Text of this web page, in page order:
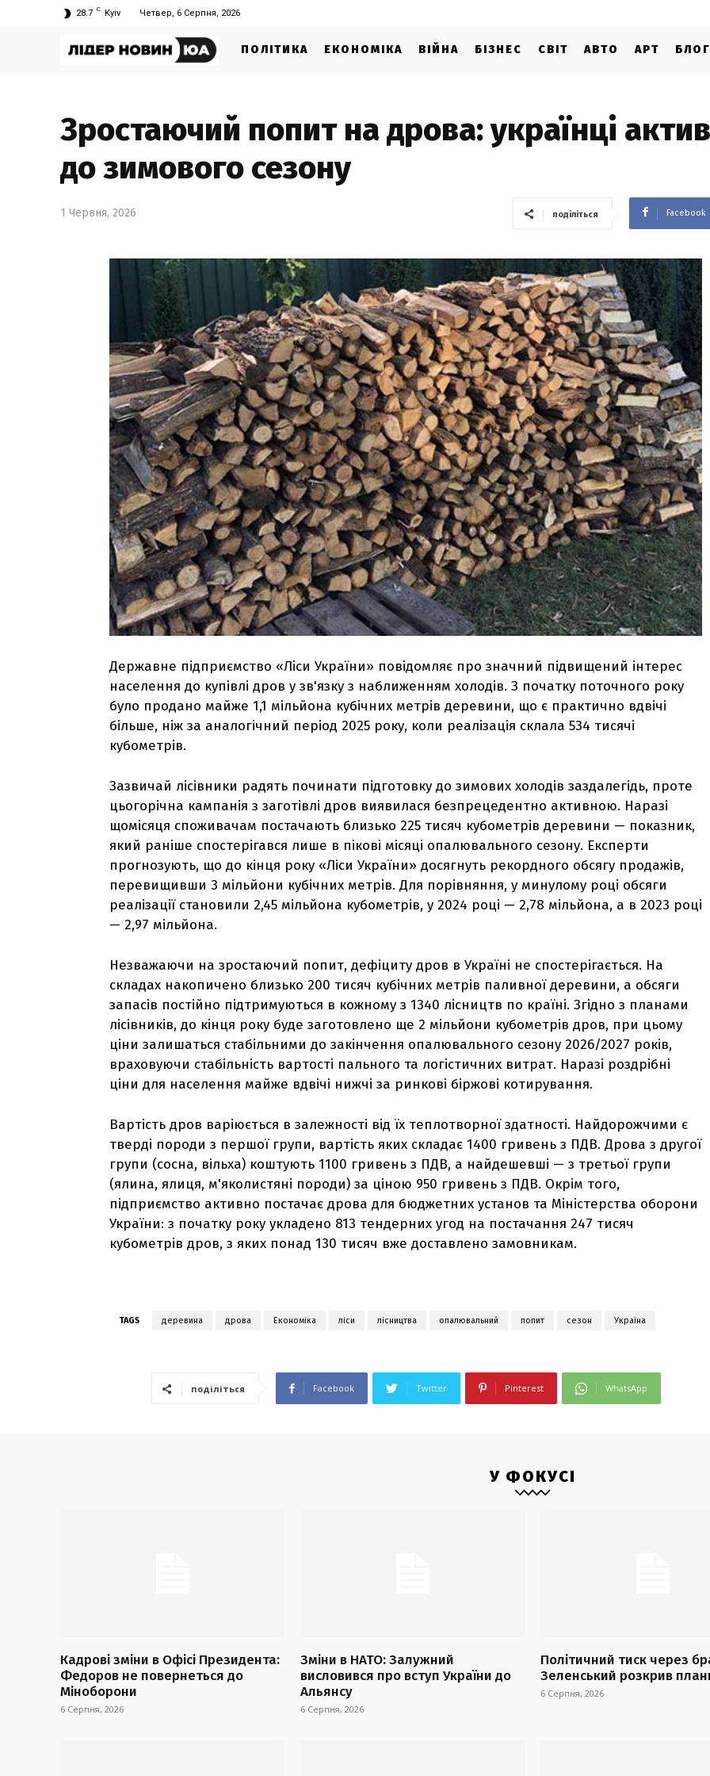
28.7 C Kyiv Четвер, 6 Серпня, 2026
ПОЛІТИКА ЕКОНОМІКА ВІЙНА БІЗНЕС СВІТ АВТО АРТ
Зростаючий попит на дрова: українці
до зимового сезону
1 Червня, 2026 поділіться Facebook
Державне підприємство «Ліси України» повідомляє про значний підвищений інтерес
населення до купівлі дров у зв'язку з наближенням холодів. З початку поточного року
було продано майже 1,1 мільйона кубічних метрів деревини, що є практично вдвічі
більше, ніж за аналогічний період 2025 року, коли реалізація склала 534 тисячі
кубометрів.
Зазвичай лісівники радять починати підготовку до зимових холодів заздалегідь, проте
цьогорічна кампанія з заготівлі дров виявилася безпрецедентно активною. Наразі
щомісяця споживачам постачають близько 225 тисяч кубометрів деревини — показник,
який раніше спостерігався лише в пікові місяці опалювального сезону. Експерти
прогнозують, що до кінця року «Ліси України» досягнуть рекордного обсягу продажів,
перевищивши 3 мільйони кубічних метрів. Для порівняння, у минулому році обсяги
реалізації становили 2,45 мільйона кубометрів, у 2024 році — 2,78 мільйона, а в 2023 році
— 2,97 мільйона.
Незважаючи на зростаючий попит, дефіциту дров в Україні не спостерігається. На
складах накопичено близько 200 тисяч кубічних метрів паливної деревини, а обсяги
запасів постійно підтримуються в кожному з 1340 лісництв по країні. Згідно з планами
лісівників, до кінця року буде заготовлено ще 2 мільйони кубометрів дров, при цьому
ціни залишаться стабільними до закінчення опалювального сезону 2026/2027 років,
враховуючи стабільність вартості пального та логістичних витрат. Наразі роздрібні
ціни для населення майже вдвічі нижчі за ринкові біржові котирування.
Вартість дров варіюється в залежності від їх теплотворної здатності. Найдорожчими є
тверді породи з першої групи, вартість яких складає 1400 гривень з ПДВ. Дрова з другої
групи (сосна, вільха) коштують 1100 гривень з ПДВ, а найдешевші — з третьої групи
(ялина, ялиця, м'яколистяні породи) за ціною 950 гривень з ПДВ. Окрім того,
підприємство активно постачає дрова для бюджетних установ та Міністерства оборони
України: з початку року укладено 813 тендерних угод на постачання 247 тисяч
кубометрів дров, з яких понад 130 тисяч вже доставлено замовникам.
TAGS деревина дрова Економіка ліси лісництва опалювальний попит сезон Україна
поділіться Facebook Twitter Pinterest WhatsApp
У ФОКУСІ
Кадрові зміни в Офісі Президента:
Федоров не повернеться до
Міноборони
6 Серпня, 2026
Зміни в НАТО: Залужний
висловився про вступ України до
Альянсу
6 Серпня, 2026
Політичний тиск через
Зеленський розкрив
6 Серпня, 2026